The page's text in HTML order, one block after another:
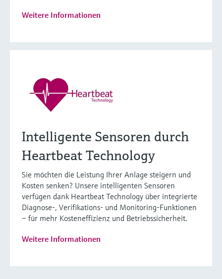
Weitere Informationen
Intelligente Sensoren durch
Heartbeat Technology
Sie möchten die Leistung Ihrer Anlage steigern und
Kosten senken? Unsere intelligenten Sensoren
verfügen dank Heartbeat Technology über integrierte
Diagnose-, Verifikations- und Monitoring-Funktionen
– für mehr Kosteneffizienz und Betriebssicherheit.
Weitere Informationen